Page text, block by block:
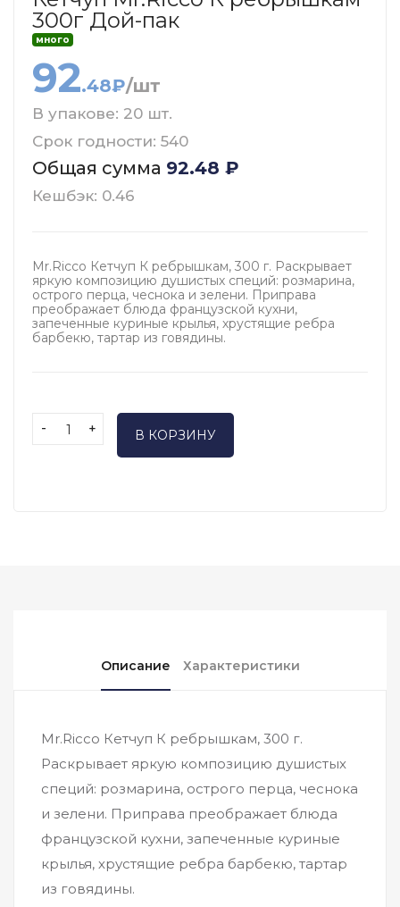
300г Дой-пак
много
92.48₽/шт
В упакове: 20 шт.
Срок годности: 540
Общая сумма 92.48 ₽
Кешбэк: 0.46
Mr.Ricco Кетчуп К ребрышкам, 300 г. Раскрывает
яркую композицию душистых специй: розмарина,
острого перца, чеснока и зелени. Приправа
преображает блюда французской кухни,
запеченные куриные крылья, хрустящие ребра
барбекю, тартар из говядины.
- + В КОРЗИНУ
Описание Характеристики
Mr.Ricco Кетчуп К ребрышкам, 300 г.
Раскрывает яркую композицию душистых
специй: розмарина, острого перца, чеснока
и зелени. Приправа преображает блюда
французской кухни, запеченные куриные
крылья, хрустящие ребра барбекю, тартар
из говядины.